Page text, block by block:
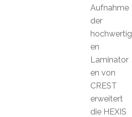
Aufnahme
der
hochwertig
en
Laminator
en von
CREST
erweitert
die HEXIS